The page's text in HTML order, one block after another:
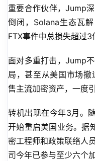
重要合作伙伴，Jump
倒闭，Solana生态瓦
FTX事件中总损失超过3
面对多重打击，Jump
局，甚至从美国市场
售主流加密资产，一度
转机出现在今年3月。
开始重启美国业务。据
密工程师和政策联络人
司今年已参与至少六个